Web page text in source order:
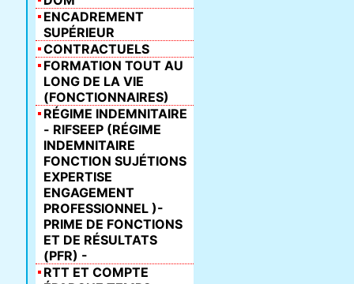
ENCADREMENT
SUPÉRIEUR
CONTRACTUELS
FORMATION TOUT AU
LONG DE LA VIE
(FONCTIONNAIRES)
RÉGIME INDEMNITAIRE
- RIFSEEP (RÉGIME
INDEMNITAIRE
FONCTION SUJÉTIONS
EXPERTISE
ENGAGEMENT
PROFESSIONNEL )-
PRIME DE FONCTIONS
ET DE RÉSULTATS
(PFR) -
RTT ET COMPTE